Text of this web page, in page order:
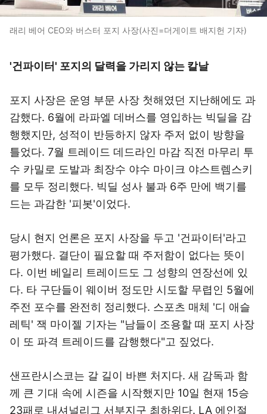
래리 베어 CEO와 버스터 포지 사장(사진=더게이트 배지헌 기자)
'건파이터' 포지의 달력을 가리지 않는 칼날
포지 사장은 운영 부문 사장 첫해였던 지난해에도 과
감했다. 6월에 라파엘 데버스를 영입하는 빅딜을 감
행했지만, 성적이 반등하지 않자 주저 없이 방향을
틀었다. 7월 트레이드 데드라인 마감 직전 마무리 투
수 카밀로 도발과 최장수 야수 마이크 야스트렘스키
를 모두 정리했다. 빅딜 성사 불과 6주 만에 백기를
드는 과감한 '피봇'이었다.
당시 현지 언론은 포지 사장을 두고 '건파이터'라고
평가했다. 결단이 필요할 때 주저함이 없다는 뜻이
다. 이번 베일리 트레이드도 그 성향의 연장선에 있
다. 타 구단들이 웨이버 정도만 시도할 무렵인 5월에
주전 포수를 완전히 정리했다. 스포츠 매체 '디 애슬
레틱' 잭 마이젤 기자는 "남들이 조용할 때 포지 사장
이 또 파격 트레이드를 감행했다"고 짚었다.
샌프란시스코는 갈 길이 바쁜 처지다. 새 감독과 함
께 큰 기대 속에 시즌을 시작했지만 10일 현재 15승
23패로 내셔널리그 서부지구 최하위다. LA 에인절